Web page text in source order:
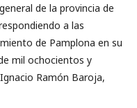
de la provincia de
a las
de Pamplona en su
mil ochocientos y
Ramón Baroja,